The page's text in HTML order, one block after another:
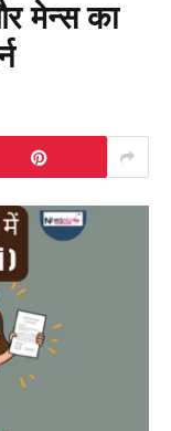
मेन्स का